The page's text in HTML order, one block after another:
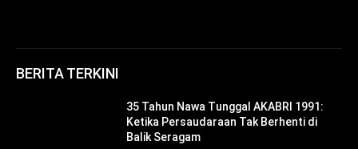
BERITA TERKINI
35 Tahun Nawa Tunggal AKABRI 1991:
Ketika Persaudaraan Tak Berhenti di
Balik Seragam